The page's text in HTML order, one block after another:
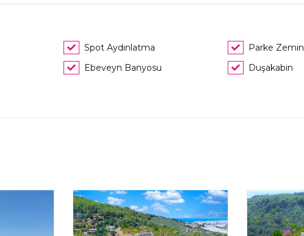
Spot Aydınlatma
Parke Zemin
Ebeveyn Banyosu
Duşakabin